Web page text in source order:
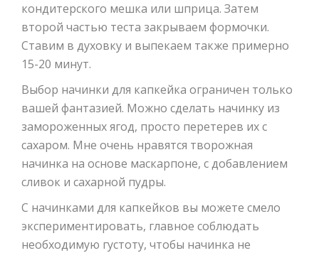
кондитерского мешка или шприца. Затем
второй частью теста закрываем формочки.
Ставим в духовку и выпекаем также примерно
15-20 минут.
Выбор начинки для капкейка ограничен только
вашей фантазией. Можно сделать начинку из
замороженных ягод, просто перетерев их с
сахаром. Мне очень нравятся творожная
начинка на основе маскарпоне, с добавлением
сливок и сахарной пудры.
С начинками для капкейков вы можете смело
экспериментировать, главное соблюдать
необходимую густоту, чтобы начинка не